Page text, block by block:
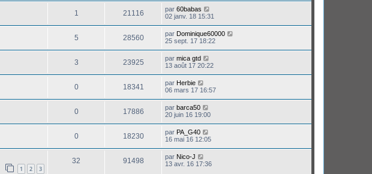
1 21116 par 60babas
02 janv. 18 15:31
5 28560 par Dominique60000
25 sept. 17 18:22
3 23925 par mica gtd
13 août 17 20:22
0 18341 par Herbie
06 mars 17 16:57
0 17886 par barca50
20 juin 16 19:00
0 18230 par PA_G40
16 mai 16 12:05
1 2 3
32 91498 par Nico-J
13 avr. 16 17:36